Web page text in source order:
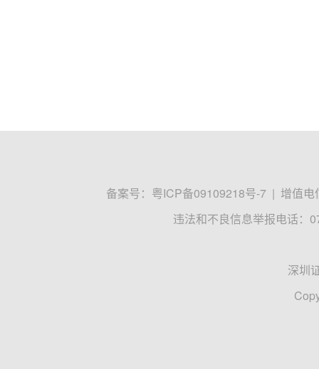
备案号： 粤ICP备09109218号-7 | 增值电
违法和不良信息举报电话：
深圳